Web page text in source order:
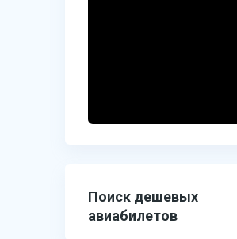
Поиск дешевых
авиабилетов